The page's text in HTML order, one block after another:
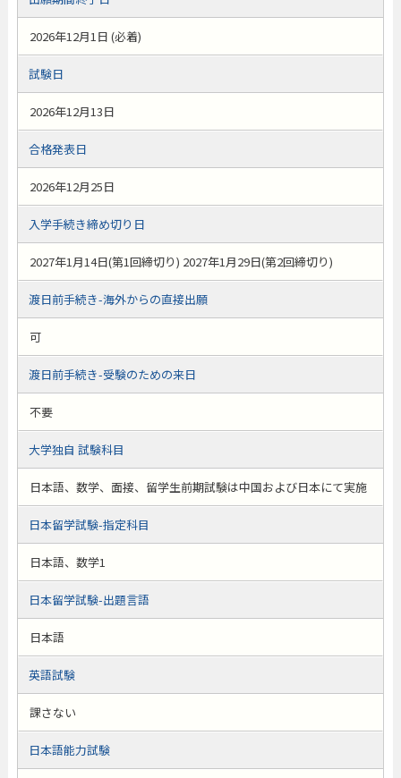
2026年12月1日 (必着)
試験日
2026年12月13日
合格発表日
2026年12月25日
入学手続き締め切り日
2027年1月14日(第1回締切り) 2027年1月29日(第2回締切り)
渡日前手続き-海外からの直接出願
可
渡日前手続き-受験のための来日
不要
大学独自 試験科目
日本語、数学、面接、留学生前期試験は中国および日本にて実施
日本留学試験-指定科目
日本語、数学1
日本留学試験-出題言語
日本語
英語試験
課さない
日本語能力試験